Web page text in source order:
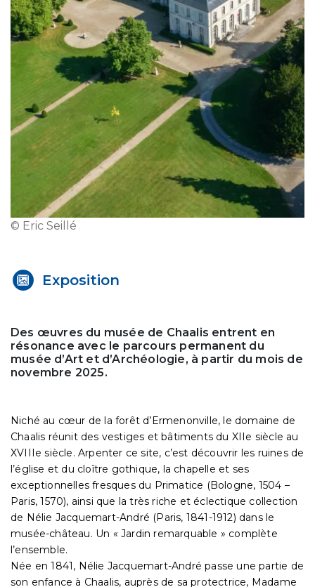
© Eric Seillé
Exposition
Des œuvres du musée de Chaalis entrent en
résonance avec le parcours permanent du
musée d’Art et d’Archéologie, à partir du mois de
novembre 2025.
Niché au cœur de la forêt d’Ermenonville, le domaine de
Chaalis réunit des vestiges et bâtiments du XIIe siècle au
XVIIIe siècle. Arpenter ce site, c’est découvrir les ruines de
l’église et du cloître gothique, la chapelle et ses
exceptionnelles fresques du Primatice (Bologne, 1504 –
Paris, 1570), ainsi que la très riche et éclectique collection
de Nélie Jacquemart-André (Paris, 1841-1912) dans le
musée-château. Un « Jardin remarquable » complète
l’ensemble.
Née en 1841, Nélie Jacquemart-André passe une partie de
son enfance à Chaalis, auprès de sa protectrice, Madame